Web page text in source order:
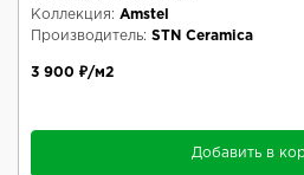
Коллекция: Amstel
Производитель: STN Ceramica
3 900 ₽/м2
Добавить в